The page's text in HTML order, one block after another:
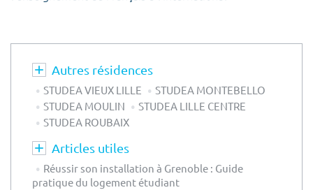
Autres résidences
STUDEA VIEUX LILLE
STUDEA MONTEBELLO
STUDEA MOULIN
STUDEA LILLE CENTRE
STUDEA ROUBAIX
Articles utiles
Réussir son installation à Grenoble : Guide
pratique du logement étudiant